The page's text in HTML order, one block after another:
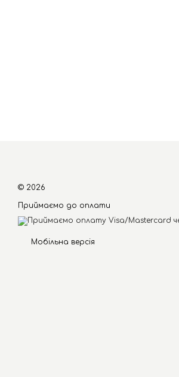
© 2026
Приймаємо до оплати
Мобільна версія